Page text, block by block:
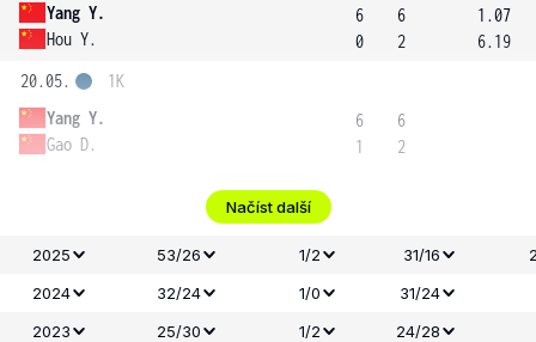
Yang Y.
Hou Y.
6
0
6
2
1.07
6.19
20.05.
Yang Y.
Gao D.
1K
6
1
6
2
Načíst další
2025 53/26 1/2 31/16
2024
32/24 1/0
31/24
2023
25/30 1/2
24/28